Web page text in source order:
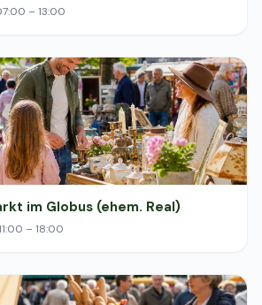
– 13:00
im Globus (ehem. Real)
– 18:00